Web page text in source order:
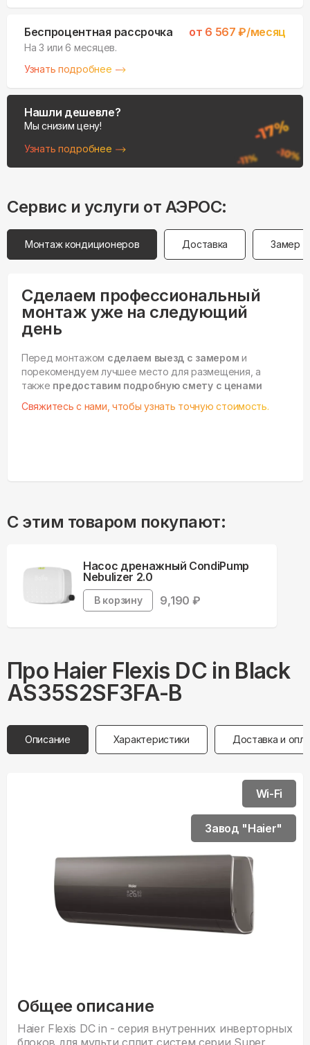
Беспроцентная рассрочка от 6 567 ₽/месяц
На 3 или 6 месяцев.
Узнать подробнее
Нашли дешевле?
Мы снизим цену!
Узнать подробнее
Сервис и услуги от АЭРОС:
Монтаж кондиционеров Доставка Замер
Сделаем профессиональный
монтаж уже на следующий
день
Перед монтажом сделаем выезд с замером и
порекомендуем лучшее место для размещения, а
также предоставим подробную смету с ценами
Свяжитесь с нами, чтобы узнать точную стоимость.
С этим товаром покупают:
Насос дренажный CondiPump
Nebulizer 2.0
В корзину 9,190 ₽
Про Haier Flexis DC in Black
AS35S2SF3FA-B
Описание Характеристики Доставка и
Общее описание
Haier Flexis DC in - серия внyтренних инверторных
Wi-Fi
Завод "Haier"